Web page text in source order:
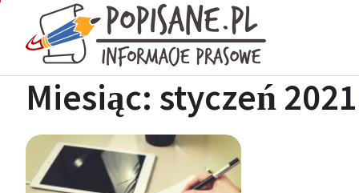
content
Miesiąc: styczeń 2021